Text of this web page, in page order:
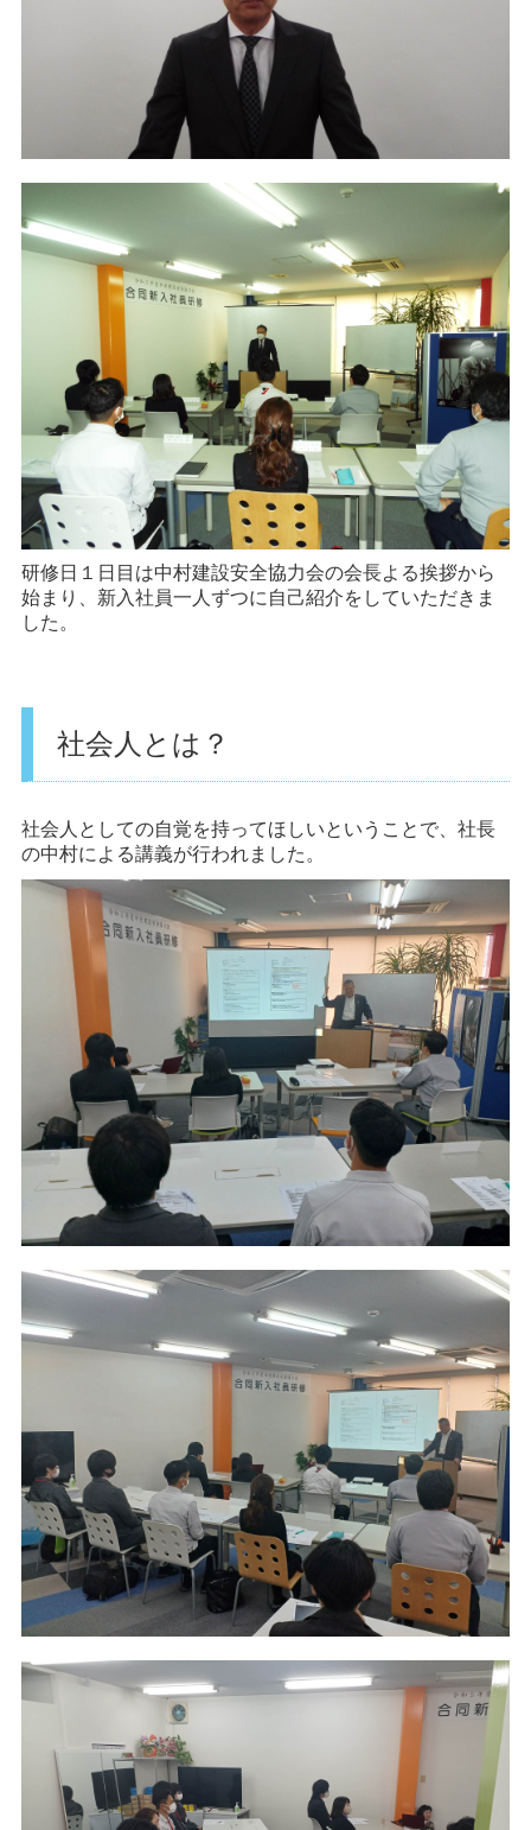
研修日１日目は中村建設安全協力会の会長よる挨拶から
始まり、新入社員一人ずつに自己紹介をしていただきま
した。
社会人とは？
社会人としての自覚を持ってほしいということで、社長
の中村による講義が行われました。